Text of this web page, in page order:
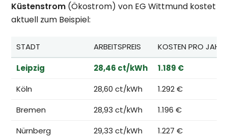
Küstenstrom (Ökostrom) von EG Wittmund kostet
aktuell zum Beispiel:
STADT ARBEITSPREIS
KOSTEN PRO JAHR*
Leipzig
28,46 ct/kWh
1.189 €
Köln
28,60 ct/kWh
1.292 €
Bremen
28,93 ct/kWh
1.196 €
Nürnberg
29,33 ct/kWh
1.227 €